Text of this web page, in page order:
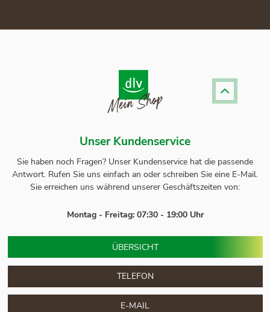
Unser Kundenservice
Sie haben noch Fragen? Unser Kundenservice hat die passende
Antwort. Rufen Sie uns einfach an oder schreiben Sie eine E-Mail.
Sie erreichen uns während unserer Geschäftszeiten von:
Montag - Freitag: 07:30 - 19:00 Uhr
ÜBERSICHT
TELEFON
E-MAIL